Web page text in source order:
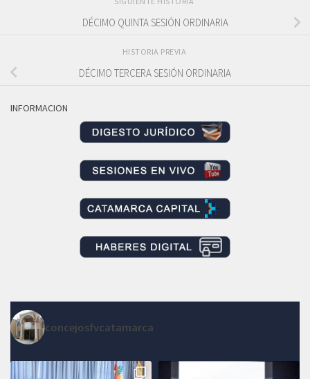
DÉCIMO QUINTA SESIÓN ORDINARIA
HISTORIA PREVIA
DÉCIMO TERCERA SESIÓN ORDINARIA
INFORMACION
concejosfvcatamarca